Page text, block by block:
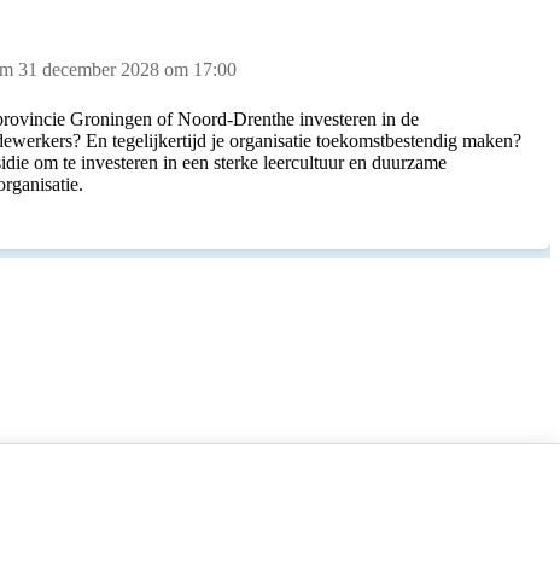
31 december 2028 om 17:00
Groningen of Noord-Drenthe investeren in de
En tegelijkertijd je organisatie toekomstbestendig maken?
om te investeren in een sterke leercultuur en duurzame